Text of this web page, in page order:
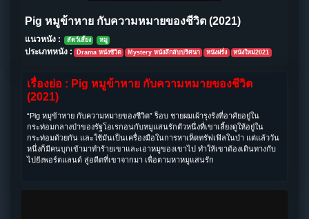
Pig หมูข้าหาย กับความหมายของชีวิต (2021)
แนวหนัง : สัตว์เลี้ยง หมู
ประเภทหนัง : Drama หนังชีวิต Mystery หนังลึกลับปริศนา หนังฝรั่ง หนังใหม่2021
เรื่องย่อ : Pig หมูข้าหาย กับความหมายของชีวิต
(2021)
“Pig หมูข้าหาย กับความหมายของชีวิต” ร็อบ ชายผมเผ้ารุงรังที่อาศัยอยู่ใน
กระท่อมกลางป่าของรัฐโอเรกอนกับหมูแสนรักตัวหนึ่งที่เขาเลี้ยงดูให้อยู่ใน
กระท่อมด้วยกัน และใช้มันเป็นเครื่องมือในการหาเห็ดทรัฟเฟิลในป่า แต่แล้ววัน
หนึ่งก็มีคนบุกเข้ามาทำร้ายเขาและเอาหมูของเขาไป ทำให้เขาต้องเดินทางกับ
ไปยังพอร์ตแลนด์ สู่อดีตที่เขาจากมา เพื่อตามหาหมูแสนรัก